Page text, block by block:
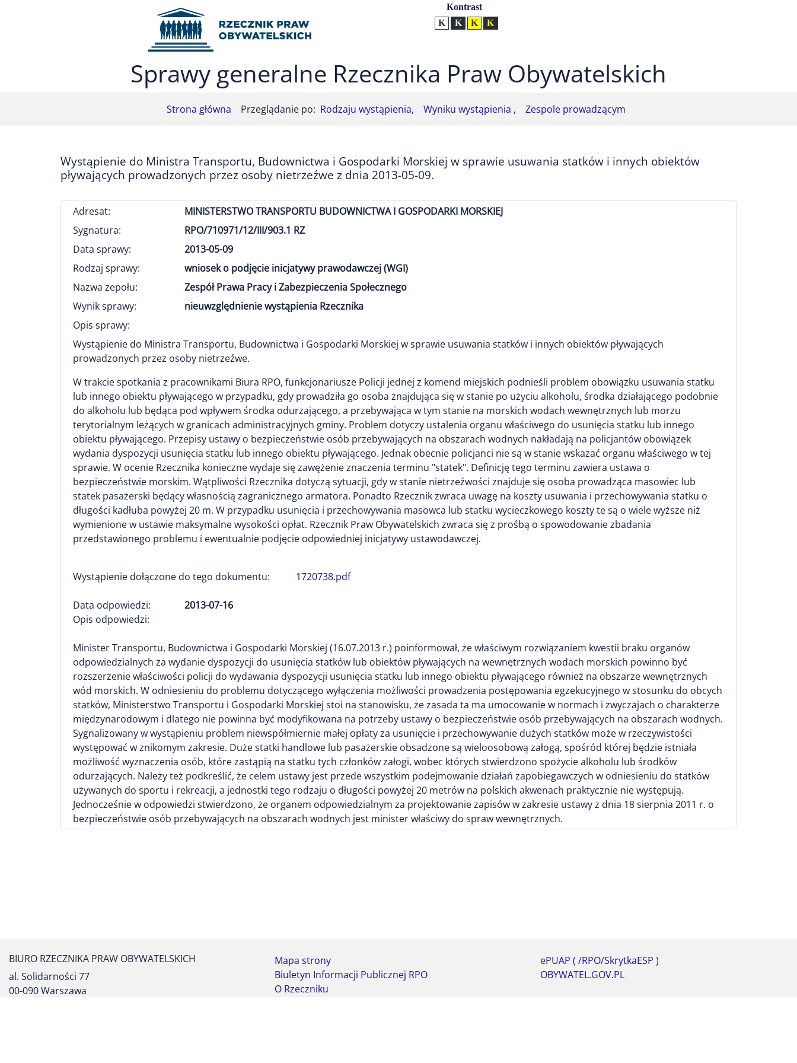
Przejdź do menu głównego (nacisnij Enter)
Przejdź do mapy serwisu (nacisnij Enter) UstawieniaKontrast
Kontrast normalny
Kontrast biały tekst na czarnym
Kontrast czarny tekst na żółtym
Sprawy generalne Rzecznika Praw Obywatelskich
Strona główna Przeglądanie po: Rodzaju wystąpienia, Wyniku wystąpienia , Zespole prowadzącym
Wystąpienie do Ministra Transportu, Budownictwa i Gospodarki Morskiej w sprawie usuwania statków i innych obiektów
pływających prowadzonych przez osoby nietrzeźwe z dnia 2013-05-09.
Adresat:
MINISTERSTWO TRANSPORTU BUDOWNICTWA I GOSPODARKI MORSKIEJ
Sygnatura:
RPO/710971/12/III/903.1 RZ
Data sprawy:
2013-05-09
Rodzaj sprawy:
wniosek o podjęcie inicjatywy prawodawczej (WGI)
Nazwa zepołu:
Zespół Prawa Pracy i Zabezpieczenia Społecznego
Wynik sprawy:
nieuwzględnienie wystąpienia Rzecznika
Opis sprawy:
Wystąpienie do Ministra Transportu, Budownictwa i Gospodarki Morskiej w sprawie usuwania statków i innych obiektów pływających
prowadzonych przez osoby nietrzeźwe.
W trakcie spotkania z pracownikami Biura RPO, funkcjonariusze Policji jednej z komend miejskich podnieśli problem obowiązku usuwania statku
lub innego obiektu pływającego w przypadku, gdy prowadziła go osoba znajdująca się w stanie po użyciu alkoholu, środka działającego podobnie
do alkoholu lub będąca pod wpływem środka odurzającego, a przebywająca w tym stanie na morskich wodach wewnętrznych lub morzu
terytorialnym leżących w granicach administracyjnych gminy. Problem dotyczy ustalenia organu właściwego do usunięcia statku lub innego
obiektu pływającego. Przepisy ustawy o bezpieczeństwie osób przebywających na obszarach wodnych nakładają na policjantów obowiązek
wydania dyspozycji usunięcia statku lub innego obiektu pływającego. Jednak obecnie policjanci nie są w stanie wskazać organu właściwego w tej
sprawie. W ocenie Rzecznika konieczne wydaje się zawężenie znaczenia terminu "statek". Definicję tego terminu zawiera ustawa o
bezpieczeństwie morskim. Wątpliwości Rzecznika dotyczą sytuacji, gdy w stanie nietrzeźwości znajduje się osoba prowadząca masowiec lub
statek pasażerski będący własnością zagranicznego armatora. Ponadto Rzecznik zwraca uwagę na koszty usuwania i przechowywania statku o
długości kadłuba powyżej 20 m. W przypadku usunięcia i przechowywania masowca lub statku wycieczkowego koszty te są o wiele wyższe niż
wymienione w ustawie maksymalne wysokości opłat. Rzecznik Praw Obywatelskich zwraca się z prośbą o spowodowanie zbadania
przedstawionego problemu i ewentualnie podjęcie odpowiedniej inicjatywy ustawodawczej.
Wystąpienie dołączone do tego dokumentu: 1720738.pdf
Data odpowiedzi:
2013-07-16
Opis odpowiedzi:
Minister Transportu, Budownictwa i Gospodarki Morskiej (16.07.2013 r.) poinformował, że właściwym rozwiązaniem kwestii braku organów
odpowiedzialnych za wydanie dyspozycji do usunięcia statków lub obiektów pływających na wewnętrznych wodach morskich powinno być
rozszerzenie właściwości policji do wydawania dyspozycji usunięcia statku lub innego obiektu pływającego również na obszarze wewnętrznych
wód morskich. W odniesieniu do problemu dotyczącego wyłączenia możliwości prowadzenia postępowania egzekucyjnego w stosunku do obcych
statków, Ministerstwo Transportu i Gospodarki Morskiej stoi na stanowisku, że zasada ta ma umocowanie w normach i zwyczajach o charakterze
międzynarodowym i dlatego nie powinna być modyfikowana na potrzeby ustawy o bezpieczeństwie osób przebywających na obszarach wodnych.
Sygnalizowany w wystąpieniu problem niewspółmiernie małej opłaty za usunięcie i przechowywanie dużych statków może w rzeczywistości
występować w znikomym zakresie. Duże statki handlowe lub pasażerskie obsadzone są wieloosobową załogą, spośród której będzie istniała
możliwość wyznaczenia osób, które zastąpią na statku tych członków załogi, wobec których stwierdzono spożycie alkoholu lub środków
odurzających. Należy też podkreślić, że celem ustawy jest przede wszystkim podejmowanie działań zapobiegawczych w odniesieniu do statków
używanych do sportu i rekreacji, a jednostki tego rodzaju o długości powyżej 20 metrów na polskich akwenach praktycznie nie występują.
Jednocześnie w odpowiedzi stwierdzono, że organem odpowiedzialnym za projektowanie zapisów w zakresie ustawy z dnia 18 sierpnia 2011 r. o
bezpieczeństwie osób przebywających na obszarach wodnych jest minister właściwy do spraw wewnętrznych.
BIURO RZECZNIKA PRAW OBYWATELSKICH
al. Solidarności 77
00-090 Warszawa
Mapa strony
Biuletyn Informacji Publicznej RPO
O Rzeczniku
ePUAP ( /RPO/SkrytkaESP )
OBYWATEL.GOV.PL